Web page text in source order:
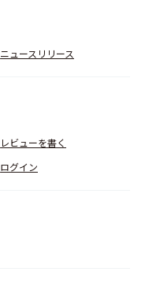
ニュースリリース
レビューを書く
ログイン